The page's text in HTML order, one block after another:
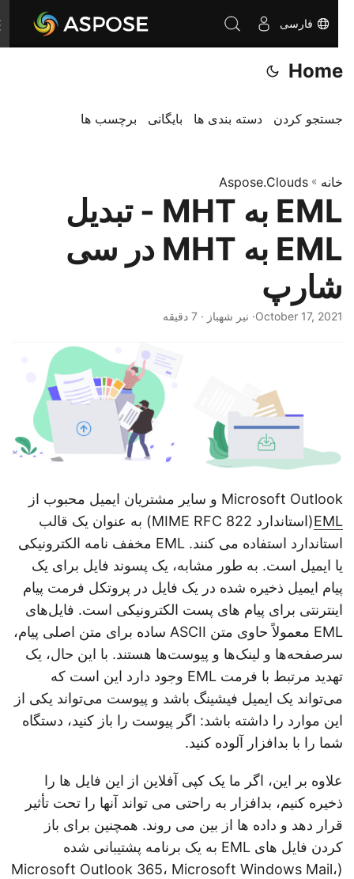
فارسی
Home
جستجو کردن دسته بندی ها بایگانی برچسب ها
خانه»
Aspose.Clouds
EML به MHT - تبدیل
EML به MHT در سی
شارپ
October 17, 2021· نیر شهباز · 7 دقیقه
Microsoft Outlook و سایر مشتریان ایمیل محبوب از
EML
(استاندارد MIME RFC 822) به عنوان یک قالب
استاندارد استفاده می کنند. EML مخفف نامه الکترونیکی
یا ایمیل است. به طور مشابه، یک پسوند فایل برای یک
پیام ایمیل ذخیره شده در یک فایل در پروتکل فرمت پیام
اینترنتی برای پیام های پست الکترونیکی است. فایل‌های
EML معمولاً حاوی متن ASCII ساده برای متن اصلی پیام،
سرصفحه‌ها و لینک‌ها و پیوست‌ها هستند. با این حال، یک
تهدید مرتبط با فرمت EML وجود دارد این است که
می‌تواند یک ایمیل فیشینگ باشد و پیوست می‌تواند یکی از
این موارد را داشته باشد: اگر پیوست را باز کنید، دستگاه
شما را با بدافزار آلوده کنید.
علاوه بر این، اگر ما یک کپی آفلاین از این فایل ها را
ذخیره کنیم، بدافزار به راحتی می تواند آنها را تحت تأثیر
قرار دهد و داده ها از بین می روند. همچنین برای باز
کردن فایل های EML به یک برنامه پشتیبانی شده
(Microsoft Outlook 365، Microsoft Windows Mail،